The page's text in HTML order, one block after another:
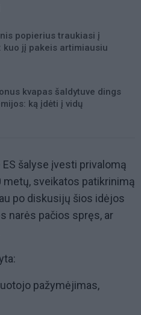
popierius traukiasi į
kuo jį pakeis artimiausiu
kvapas šaldytuve dings
ką įdėti į vidų
šalyse įvesti privalomą
sveikatos patikrinimą
po diskusijų šios idėjos
narės pačios spręs, ar
pažymėjimas,